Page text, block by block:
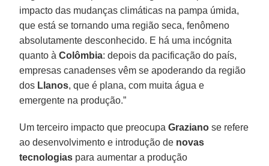
impacto das mudanças climáticas na pampa úmida,
que está se tornando uma região seca, fenômeno
absolutamente desconhecido. E há uma incógnita
quanto àColômbia: depois da pacificação do país,
empresas canadenses vêm se apoderando da região
dos Llanos, que é plana, com muita água e
emergente na produção.”
Um terceiro impacto que preocupaGraziano se refere
ao desenvolvimento e introdução de novas
tecnologias para aumentar a produção